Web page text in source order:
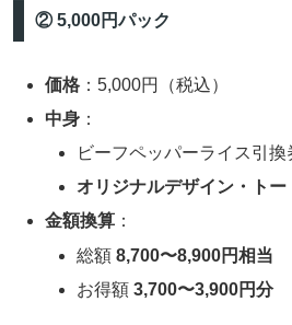
② 5,000円パック
価格 ：5,000円（税込）
中身 ：
ビーフペッパーライス引換
オリジナルデザイン・トー
金額換算 ：
総額8,700〜8,900円相当
お得額3,700〜3,900円分